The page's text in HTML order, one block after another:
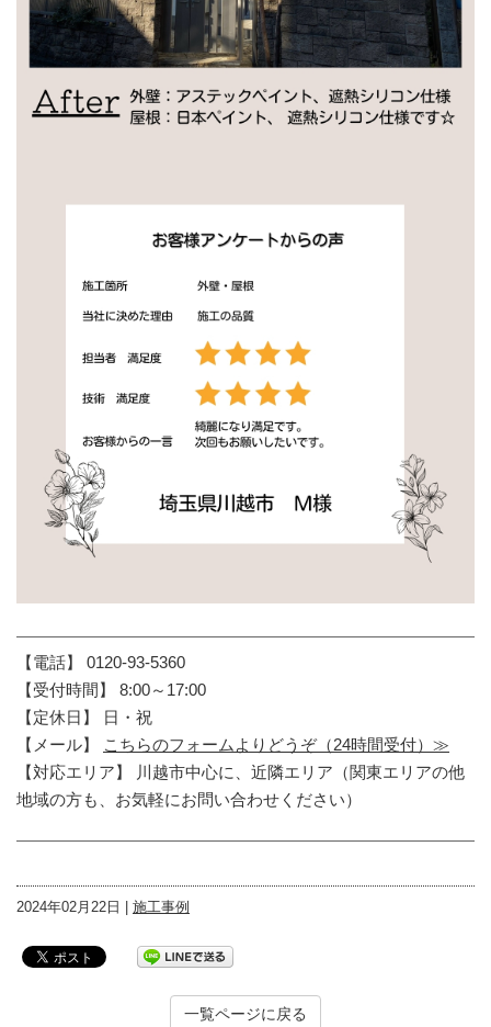
【電話】 0120-93-5360
【受付時間】 8:00～17:00
【定休日】 日・祝
【メール】
こちらのフォームよりどうぞ（24時間受付）≫
【対応エリア】 川越市中心に、近隣エリア（関東エリアの他
地域の方も、お気軽にお問い合わせください）
2024年02月22日 | 施工事例
一覧ページに戻る